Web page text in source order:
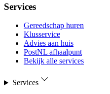
Services
Gereedschap huren
Klusservice
Advies aan huis
PostNL afhaalpunt
Bekijk alle services
Services